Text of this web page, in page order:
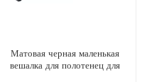
Матовая черная маленькая
вешалка для полотенец для